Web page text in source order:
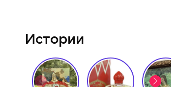
Истории